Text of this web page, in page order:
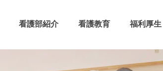
看護部紹介 看護教育 福利厚生